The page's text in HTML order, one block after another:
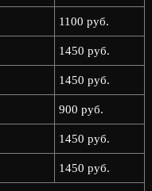
1100 руб.
1450 руб.
1450 руб.
900 руб.
1450 руб.
1450 руб.